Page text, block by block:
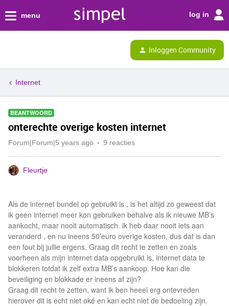
menu log in
Inloggen Community
Internet
BEANTWOORD
onterechte overige kosten internet
Forum|Forum|5 years ago 9 reacties
Fleurtje
Als de internet bundel op gebruikt is , is het altijd zo geweest dat
ik geen internet meer kon gebruiken behalve als ik nieuwe MB’s
aankocht, maar nooit automatisch. ik heb daar nooit iets aan
veranderd , en nu ineens 50’euro overige kosten, dus dat is dan
een fout bij jullie ergens. Graag dit recht te zetten en zoals
voorheen als mijn internet data opgebruikt is, internet data te
blokkeren totdat ik zelf extra MB’s aankoop. Hoe kan die
beveiliging en blokkade er ineens af zijn?
Graag dit recht te zetten, want ik ben heeel erg ontevreden
hierover dit is echt niet oké en kan echt niet de bedoeling zijn.